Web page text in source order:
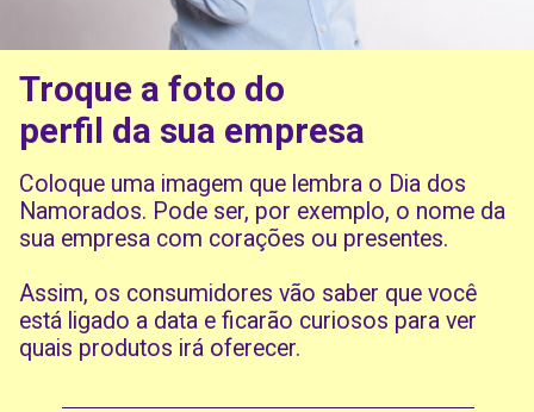
Coloque uma imagem que lembra o Dia dos
Namorados. Pode ser, por exemplo, o nome da
sua empresa com corações ou presentes.
Assim, os consumidores vão saber que você
está ligado a data e ficarão curiosos para ver
quais produtos irá oferecer.
Troque a foto do
perfil da sua empresa